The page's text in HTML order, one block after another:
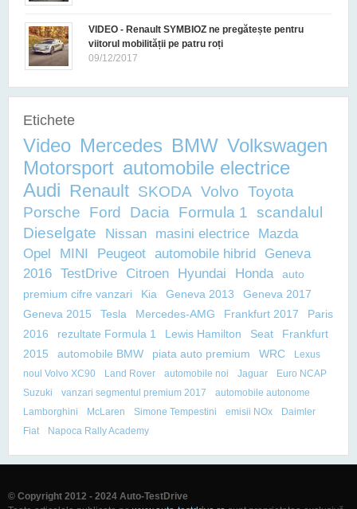
VIDEO - Renault SYMBIOZ ne pregătește pentru
viitorul mobilității pe patru roți
09/12/2017
Etichete
Video Mercedes BMW Volkswagen
Motorsport automobile electrice
Audi Renault SKODA Volvo Toyota
Porsche
Ford Dacia Formula 1 scandalul
Dieselgate
Nissan masini electrice
Mazda
Opel
MINI Peugeot automobile hibrid
Geneva
2016 TestDrive Citroen Hyundai Honda
auto
premium cifre vanzari
Kia Geneva 2013
Geneva 2017
Geneva 2015
Tesla Mercedes-AMG Frankfurt 2017
Paris
2016
rezultate Formula 1 Lewis Hamilton Seat
Frankfurt
2015
automobile BMW piata auto premium WRC
Lexus
noul Volvo XC90
Land Rover automobile noi Jaguar
Euro NCAP
Suzuki
vanzari segmentul premium 2017
automobile autonome
Lamborghini
McLaren Simone Tempestini emisii NOx
Daimler
Fiat
Napoca Rally Academy
© Copyright 2012 - 2024 Auto-TestDrive